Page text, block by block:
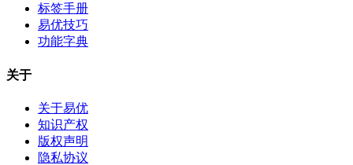
标签手册
易优技巧
功能字典
关于
关于易优
知识产权
版权声明
隐私协议